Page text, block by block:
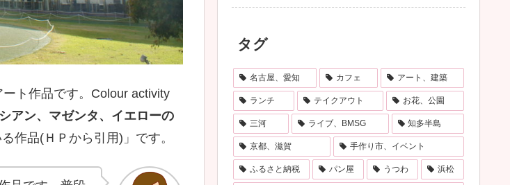
ト作品です。Colour activity
アン、マゼンタ、イエローの
る作品(ＨＰから引用)」です。
タグ
名古屋、愛知 カフェ アート、建築
ランチ テイクアウト お花、公園
三河 ライブ、BMSG 知多半島
京都、滋賀 手作り市、イベント
ふるさと納税 パン屋 うつわ 浜松